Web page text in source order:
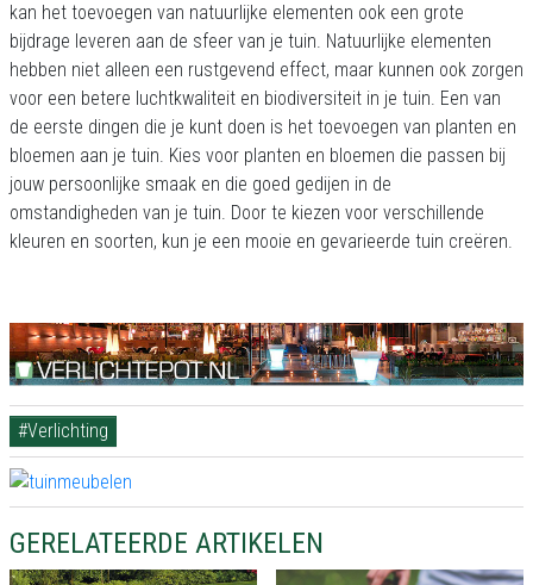
kan het toevoegen van natuurlijke elementen ook een grote
bijdrage leveren aan de sfeer van je tuin. Natuurlijke elementen
hebben niet alleen een rustgevend effect, maar kunnen ook zorgen
voor een betere luchtkwaliteit en biodiversiteit in je tuin. Een van
de eerste dingen die je kunt doen is het toevoegen van planten en
bloemen aan je tuin. Kies voor planten en bloemen die passen bij
jouw persoonlijke smaak en die goed gedijen in de
omstandigheden van je tuin. Door te kiezen voor verschillende
kleuren en soorten, kun je een mooie en gevarieerde tuin creëren.
#Verlichting
GERELATEERDE ARTIKELEN